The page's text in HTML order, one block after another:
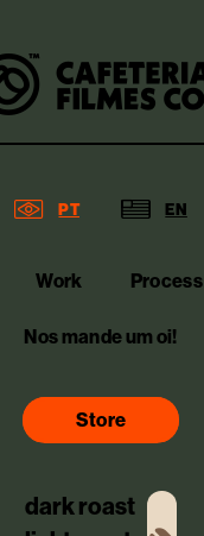
PT EN
Work Process
Nos mande um oi!
Store
dark roast